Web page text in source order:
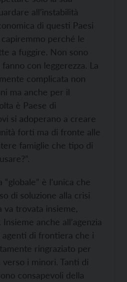
all’instabilità
di questi Paesi
perché le
a fuggire. Non sono
con leggerezza. La
complicata non
ma anche per il
è Paese di
si adoperano a creare
forti ma di fronte alle
famiglie che tipo di
è l’unica che
di soluzione alla crisi
trovata insieme,
anche all’agenzia
agenti di frontiera che i
ringraziato per
verso i minori. Tanti di
consapevoli della